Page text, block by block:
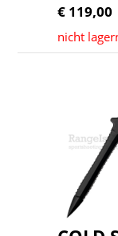
€ 119,00
nicht